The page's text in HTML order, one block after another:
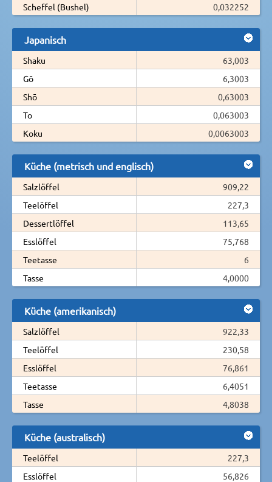
Scheffel (Bushel)
0,032252
Japanisch
Shaku
63,003
Gō
6,3003
Shō
0,63003
To
0,063003
Koku
0,0063003
Küche (metrisch und englisch)
Salzlöffel
909,22
Teelöffel
227,3
Dessertlöffel
113,65
Esslöffel
75,768
Teetasse
6
Tasse
4,0000
Küche (amerikanisch)
Salzlöffel
922,33
Teelöffel
230,58
Esslöffel
76,861
Teetasse
6,4051
Tasse
4,8038
Küche (australisch)
Teelöffel
227,3
Esslöffel
56,826